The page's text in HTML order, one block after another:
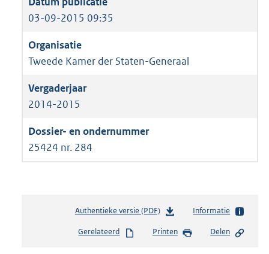
03-09-2015 09:35
Tweede Kamer der Staten-Generaal
2014-2015
25424 nr. 284
Authentieke versie (PDF)b
s
Informatie
Gerelateerd Printen Delen